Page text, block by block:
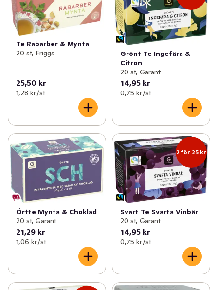
Te Rabarber & Mynta
20 st, Friggs
25,50 kr
1,28 kr /st
Grönt Te Ingefära &
Citron
20 st, Garant
14,95 kr
0,75 kr /st
Örtte Mynta & Choklad
20 st, Garant
21,29 kr
1,06 kr /st
2 för 25 kr
Svart Te Svarta Vinbär
20 st, Garant
14,95 kr
0,75 kr /st